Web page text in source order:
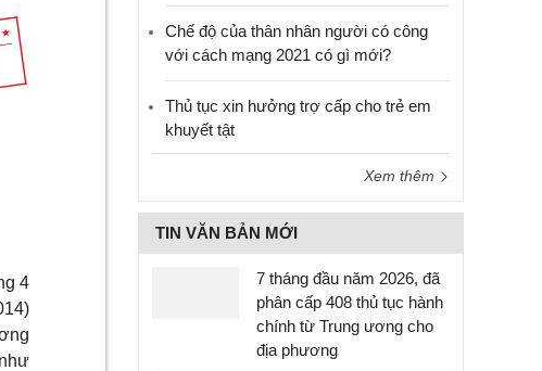
4
Chế độ của thân nhân người có công
với cách mạng 2021 có gì mới?
Thủ tục xin hưởng trợ cấp cho trẻ em
khuyết tật
Xem thêm
TIN VĂN BẢN MỚI
7 tháng đầu năm 2026, đã
phân cấp 408 thủ tục hành
chính từ Trung ương cho
địa phương